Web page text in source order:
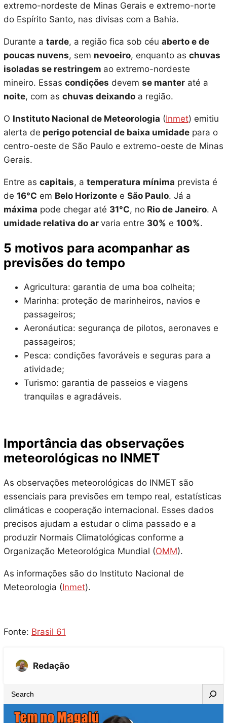
extremo-nordeste de Minas Gerais e extremo-norte
do Espírito Santo, nas divisas com a Bahia.
Durante a tarde, a região fica sob céu aberto e de
poucas nuvens, sem nevoeiro, enquanto as chuvas
isoladas se restringem ao extremo-nordeste
mineiro. Essas condições devem se manteraté a
noite, com as chuvas deixandoa região.
O Instituto Nacional de Meteorologia (Inmet) emitiu
alerta de perigo potencial de baixa umidadepara o
centro-oeste de São Paulo e extremo-oeste de Minas
Gerais.
Entre as capitais, a temperatura mínima prevista é
de 16°C em Belo Horizontee São Paulo. Já a
máxima pode chegar até 31°C, noRio de Janeiro. A
umidade relativa do ar varia entre 30% e 100%.
5 motivos para acompanhar as
previsões do tempo
Agricultura: garantia de uma boa colheita;
Marinha: proteção de marinheiros, navios e
passageiros;
Aeronáutica: segurança de pilotos, aeronaves e
passageiros;
Pesca: condições favoráveis e seguras para a
atividade;
Turismo: garantia de passeios e viagens
tranquilas e agradáveis.
Importância das observações
meteorológicas no INMET
As observações meteorológicas do INMET são
essenciais para previsões em tempo real, estatísticas
climáticas e cooperação internacional. Esses dados
precisos ajudam a estudar o clima passado e a
produzir Normais Climatológicas conforme a
Organização Meteorológica Mundial (OMM).
As informações são do Instituto Nacional de
Meteorologia (Inmet).
Fonte: Brasil 61
Redação
e